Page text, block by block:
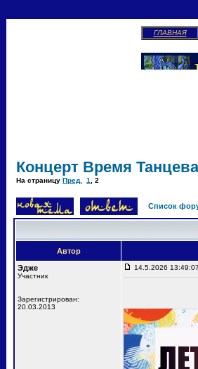
ГЛАВНАЯ
Концерт Время
На страницу Пред. 1 2
Список
Автор
Эдже
Участник
Зарегистрирован:
20.03.2013
14.5.2026 13:49:07